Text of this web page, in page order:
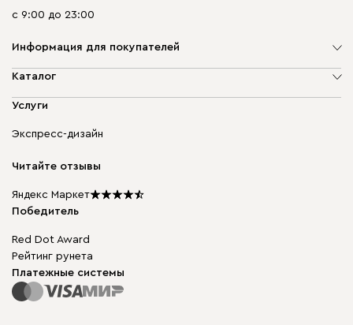
с 9:00 до 23:00
Информация для покупателей
О компании
Доставка и оплата
диван.клуб
Подарочные сертификаты
Мы в прессе
Каталог
Мягкая мебель
Бескаркасная мебель
Столы и стулья
Услуги
Экспресс-дизайн
Читайте отзывы
Яндекс Маркет
Победитель
Red Dot Award
Рейтинг рунета
Платежные системы